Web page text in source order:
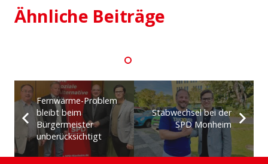
Ähnliche Beiträge
aufgestellt
Fernwärme-Problem
bleibt beim
Bürgermeister
unberücksichtigt
Stabwechsel bei der
SPD Monheim